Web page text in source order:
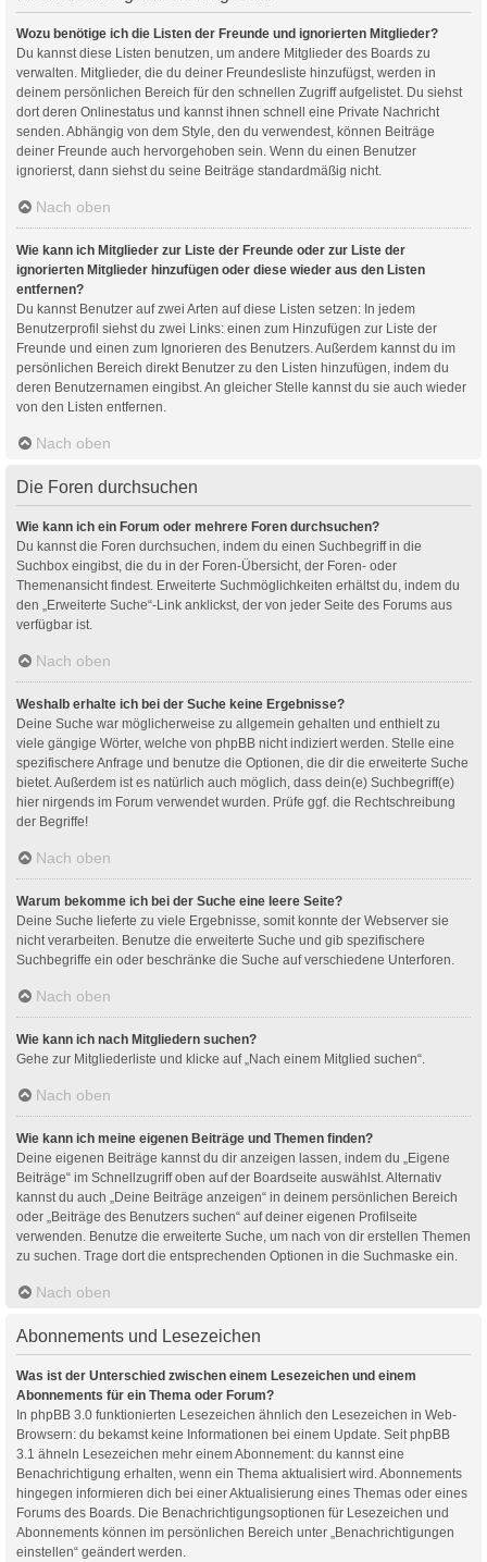
Wozu benötige ich die Listen der Freunde und ignorierten Mitglieder?
Du kannst diese Listen benutzen, um andere Mitglieder des Boards zu
verwalten. Mitglieder, die du deiner Freundesliste hinzufügst, werden in
deinem persönlichen Bereich für den schnellen Zugriff aufgelistet. Du siehst
dort deren Onlinestatus und kannst ihnen schnell eine Private Nachricht
senden. Abhängig von dem Style, den du verwendest, können Beiträge
deiner Freunde auch hervorgehoben sein. Wenn du einen Benutzer
ignorierst, dann siehst du seine Beiträge standardmäßig nicht.
Nach oben
Wie kann ich Mitglieder zur Liste der Freunde oder zur Liste der
ignorierten Mitglieder hinzufügen oder diese wieder aus den Listen
entfernen?
Du kannst Benutzer auf zwei Arten auf diese Listen setzen: In jedem
Benutzerprofil siehst du zwei Links: einen zum Hinzufügen zur Liste der
Freunde und einen zum Ignorieren des Benutzers. Außerdem kannst du im
persönlichen Bereich direkt Benutzer zu den Listen hinzufügen, indem du
deren Benutzernamen eingibst. An gleicher Stelle kannst du sie auch wieder
von den Listen entfernen.
Nach oben
Die Foren durchsuchen
Wie kann ich ein Forum oder mehrere Foren durchsuchen?
Du kannst die Foren durchsuchen, indem du einen Suchbegriff in die
Suchbox eingibst, die du in der Foren-Übersicht, der Foren- oder
Themenansicht findest. Erweiterte Suchmöglichkeiten erhältst du, indem du
den „Erweiterte Suche“-Link anklickst, der von jeder Seite des Forums aus
verfügbar ist.
Nach oben
Weshalb erhalte ich bei der Suche keine Ergebnisse?
Deine Suche war möglicherweise zu allgemein gehalten und enthielt zu
viele gängige Wörter, welche von phpBB nicht indiziert werden. Stelle eine
spezifischere Anfrage und benutze die Optionen, die dir die erweiterte Suche
bietet. Außerdem ist es natürlich auch möglich, dass dein(e) Suchbegriff(e)
hier nirgends im Forum verwendet wurden. Prüfe ggf. die Rechtschreibung
der Begriffe!
Nach oben
Warum bekomme ich bei der Suche eine leere Seite?
Deine Suche lieferte zu viele Ergebnisse, somit konnte der Webserver sie
nicht verarbeiten. Benutze die erweiterte Suche und gib spezifischere
Suchbegriffe ein oder beschränke die Suche auf verschiedene Unterforen.
Nach oben
Wie kann ich nach Mitgliedern suchen?
Gehe zur Mitgliederliste und klicke auf „Nach einem Mitglied suchen“.
Nach oben
Wie kann ich meine eigenen Beiträge und Themen finden?
Deine eigenen Beiträge kannst du dir anzeigen lassen, indem du „Eigene
Beiträge“ im Schnellzugriff oben auf der Boardseite auswählst. Alternativ
kannst du auch „Deine Beiträge anzeigen“ in deinem persönlichen Bereich
oder „Beiträge des Benutzers suchen“ auf deiner eigenen Profilseite
verwenden. Benutze die erweiterte Suche, um nach von dir erstellen Themen
zu suchen. Trage dort die entsprechenden Optionen in die Suchmaske ein.
Nach oben
Abonnements und Lesezeichen
Was ist der Unterschied zwischen einem Lesezeichen und einem
Abonnements für ein Thema oder Forum?
In phpBB 3.0 funktionierten Lesezeichen ähnlich den Lesezeichen in Web-
Browsern: du bekamst keine Informationen bei einem Update. Seit phpBB
3.1 ähneln Lesezeichen mehr einem Abonnement: du kannst eine
Benachrichtigung erhalten, wenn ein Thema aktualisiert wird. Abonnements
hingegen informieren dich bei einer Aktualisierung eines Themas oder eines
Forums des Boards. Die Benachrichtigungsoptionen für Lesezeichen und
Abonnements können im persönlichen Bereich unter „Benachrichtigungen
einstellen“ geändert werden.